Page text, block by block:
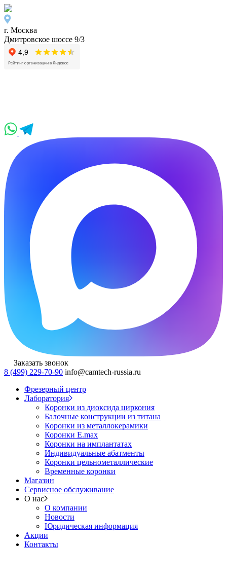
г. Москва
Дмитровское шоссе 9/3
Заказать звонок
8 (499) 229-70-90 info@camtech-russia.ru
Фрезерный центр
Лаборатория
Коронки из диоксида циркония
Балочные конструкции из титана
Коронки из металлокерамики
Коронки E.max
Коронки на имплантатах
Индивидуальные абатменты
Коронки цельнометаллические
Временные коронки
Магазин
Сервисное обслуживание
О нас
О компании
Новости
Юридическая информация
Акции
Контакты